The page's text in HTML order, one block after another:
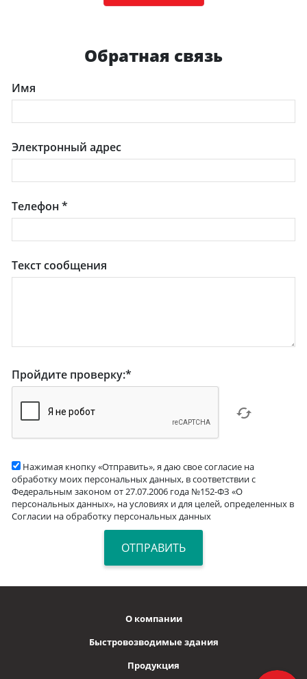
Обратная связь
Имя
Электронный адрес
Телефон*
Текст сообщения
Пройдите проверку:*
Нажимая кнопку «Отправить», я даю свое согласие на
обработку моих персональных данных, в соответствии с
Федеральным законом от 27.07.2006 года №152-ФЗ «О
персональных данных», на условиях и для целей, определенных в
Согласии на обработку персональных данных
О компании
Быстровозводимые здания
Продукция